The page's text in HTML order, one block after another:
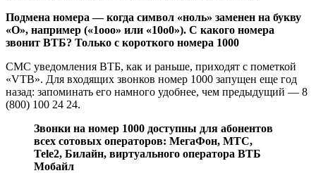
Подмена номера ― когда символ «ноль» заменен на букву
«О», например («1ооо» или «10о0»). С какого номера
звонит ВТБ? Только с короткого номера 1000
СМС уведомления ВТБ, как и раньше, приходят с пометкой
«VTB». Для входящих звонков номер 1000 запущен еще год
назад: запоминать его намного удобнее, чем предыдущий ― 8
(800) 100 24 24.
Звонки на номер 1000 доступны для абонентов
всех сотовых операторов: МегаФон, МТС,
Tele2, Билайн, виртуального оператора ВТБ
Мобайл